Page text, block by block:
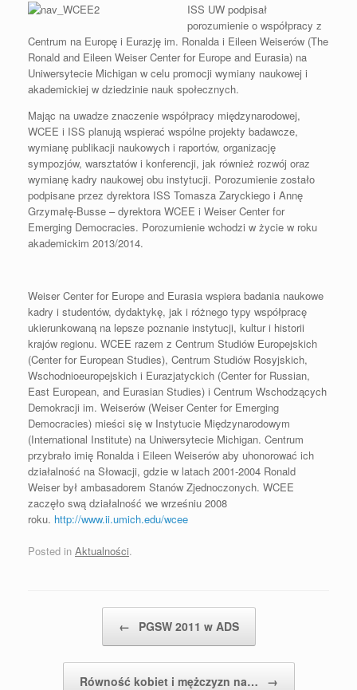
ISS UW podpisał
porozumienie o współpracy z
Centrum na Europę i Eurazję im. Ronalda i Eileen Weiserów (The
Ronald and Eileen Weiser Center for Europe and Eurasia) na
Uniwersytecie Michigan w celu promocji wymiany naukowej i
akademickiej w dziedzinie nauk społecznych.
Mając na uwadze znaczenie współpracy międzynarodowej,
WCEE i ISS planują wspierać wspólne projekty badawcze,
wymianę publikacji naukowych i raportów, organizację
sympozjów, warsztatów i konferencji, jak również rozwój oraz
wymianę kadry naukowej obu instytucji. Porozumienie zostało
podpisane przez dyrektora ISS Tomasza Zaryckiego i Annę
Grzymałę-Busse – dyrektora WCEE i Weiser Center for
Emerging Democracies. Porozumienie wchodzi w życie w roku
akademickim 2013/2014.
Weiser Center for Europe and Eurasia wspiera badania naukowe
kadry i studentów, dydaktykę, jak i różnego typy współpracę
ukierunkowaną na lepsze poznanie instytucji, kultur i historii
krajów regionu. WCEE razem z Centrum Studiów Europejskich
(Center for European Studies), Centrum Studiów Rosyjskich,
Wschodnioeuropejskich i Eurazjatyckich (Center for Russian,
East European, and Eurasian Studies) i Centrum Wschodzących
Demokracji im. Weiserów (Weiser Center for Emerging
Democracies) mieści się w Instytucie Międzynarodowym
(International Institute) na Uniwersytecie Michigan. Centrum
przybrało imię Ronalda i Eileen Weiserów aby uhonorować ich
działalność na Słowacji, gdzie w latach 2001-2004 Ronald
Weiser był ambasadorem Stanów Zjednoczonych. WCEE
zaczęło swą działalność we wrześniu 2008
roku. http://www.ii.umich.edu/wcee
Posted in Aktualności.
← PGSW 2011 w ADS
Równość kobiet i mężczyzn na… →